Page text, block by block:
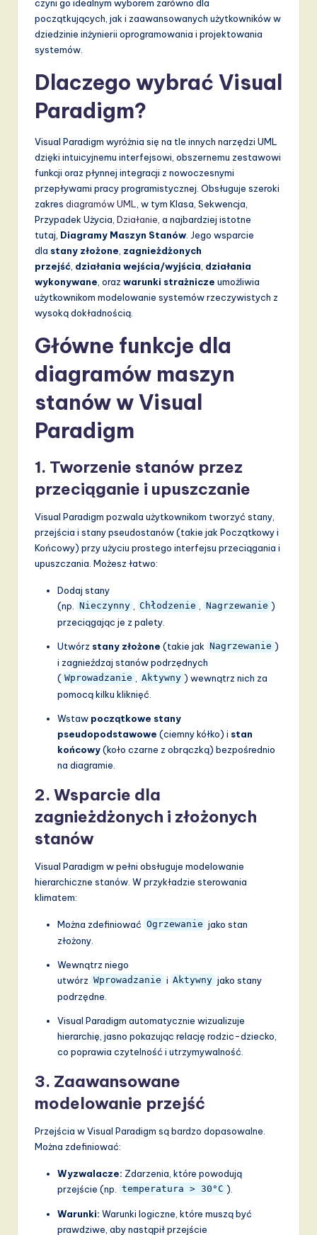
czyni go idealnym wyborem zarówno dla
początkujących, jak i zaawansowanych użytkowników w
dziedzinie inżynierii oprogramowania i projektowania
systemów.
Dlaczego wybrać Visual
Paradigm?
Visual Paradigm wyróżnia się na tle innych narzędzi UML
dzięki intuicyjnemu interfejsowi, obszernemu zestawowi
funkcji oraz płynnej integracji z nowoczesnymi
przepływami pracy programistycznej. Obsługuje szeroki
zakres diagramów UML
, w tym Klasa, Sekwencja,
Przypadek Użycia, Działanie , a najbardziej istotne
tutaj, Diagramy Maszyn Stanów . Jego wsparcie
dla stany złożone zagnieżdżonych
przejść działania wejścia/wyjścia działania
wykonywane , oraz warunki strażnicze umożliwia
użytkownikom modelowanie systemów rzeczywistych z
wysoką dokładnością.
Główne funkcje dla
diagramów maszyn
stanów w Visual
Paradigm
1. Tworzenie stanów przez
przeciąganie i upuszczanie
Visual Paradigm pozwala użytkownikom tworzyć stany,
przejścia i stany pseudostanów (takie jak Początkowy i
Końcowy) przy użyciu prostego interfejsu przeciągania i
upuszczania. Możesz łatwo:
Dodaj stany
(np.
Nieczynny Chłodzenie Nagrzewanie )
przeciągając je z palety.
Utwórz stany złożone (takie jak Nagrzewanie )
i zagnieźdzaj stanów podrzędnych
( Wprowadzanie Aktywny ) wewnątrz nich za
pomocą kilku kliknięć.
Wstaw początkowe stany
pseudopodstawowe (ciemny kółko) i stan
końcowy(koło czarne z obrączką) bezpośrednio
na diagramie.
2. Wsparcie dla
zagnieżdżonych i złożonych
stanów
Visual Paradigm w pełni obsługuje modelowanie
hierarchiczne stanów. W przykładzie sterowania
klimatem:
Można zdefiniować Ogrzewanie jako stan
złożony.
Wewnątrz niego
utwórz Wprowadzanie i Aktywny jako stany
podrzędne.
Visual Paradigm automatycznie wizualizuje
hierarchię, jasno pokazując relację rodzic-dziecko,
co poprawia czytelność i utrzymywalność.
3. Zaawansowane
modelowanie przejść
Przejścia w Visual Paradigm są bardzo dopasowalne.
Można zdefiniować:
Wyzwalacze: Zdarzenia, które powodują
przejście (np.
temperatura > 30°C ).
Warunki: Warunki logiczne, które muszą być
prawdziwe, aby nastąpił przejście